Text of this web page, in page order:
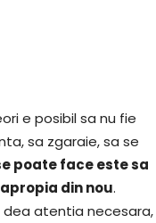
e posibil sa nu fie
sa zgaraie, sa se
poate face este sa
din nou.
atentia necesara,